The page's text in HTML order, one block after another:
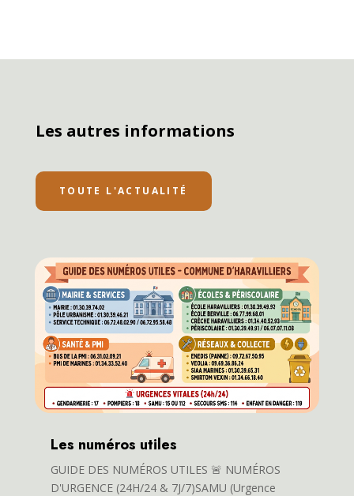
Les autres informations
TOUTE L'ACTUALITÉ
Les numéros utiles
GUIDE DES NUMÉROS UTILES 🚨 NUMÉROS
D'URGENCE (24H/24 & 7J/7)SAMU (Urgence